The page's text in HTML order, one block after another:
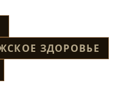
ЗДОРОВЬЕ